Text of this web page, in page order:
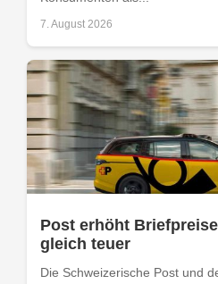
7. August 2026
Post erhöht
gleich teuer
Die Schweizerische Post und